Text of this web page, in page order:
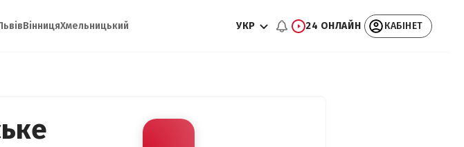
ВінницяХмельницький УКР 24 ОНЛАЙН КАБІНЕТ